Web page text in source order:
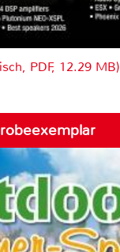
PDF, 12.29 MB)